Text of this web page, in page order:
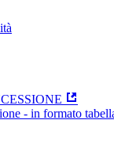
- in formato